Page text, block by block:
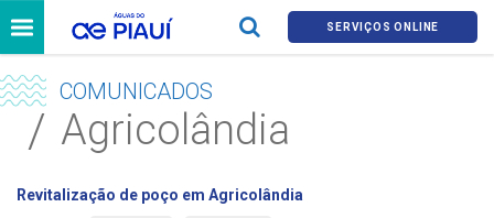
SERVIÇOS ONLINE
COMUNICADOS
Agricolândia
Revitalização de poço em Agricolândia